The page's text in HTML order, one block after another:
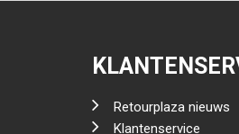
Retourplaza nieuws
Klantenservice